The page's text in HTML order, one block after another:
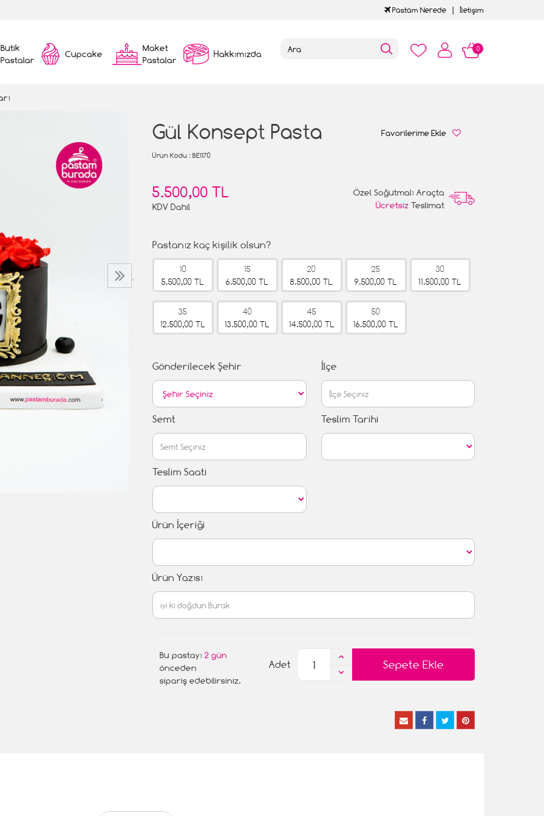
Pastam Nerede İletişim
Butik
Pastalar
Cupcake
Maket
Pastalar
Hakkımızda 0
›
Gül Konsept Pasta Favorilerime Ekle
Ürün Kodu : BE1170
5.500,00 TL
KDV Dahil
Özel Soğutmalı Araçta
Ücretsiz Teslimat
Pastanız kaç kişilik olsun?
10
5.500,00 TL
15
6.500,00 TL
20
8.500,00 TL
25
9.500,00 TL
30
11.500,00 TL
35
12.500,00 TL
40
13.500,00 TL
45
14.500,00 TL
50
16.500,00 TL
Gönderilecek Şehir İlçe
Semt Teslim Tarihi
Teslim Saati
Ürün İçeriği
Ürün Yazısı
Bu pastayı 2 gün
önceden
sipariş edebilirsiniz.
Sepete Ekle
Adet